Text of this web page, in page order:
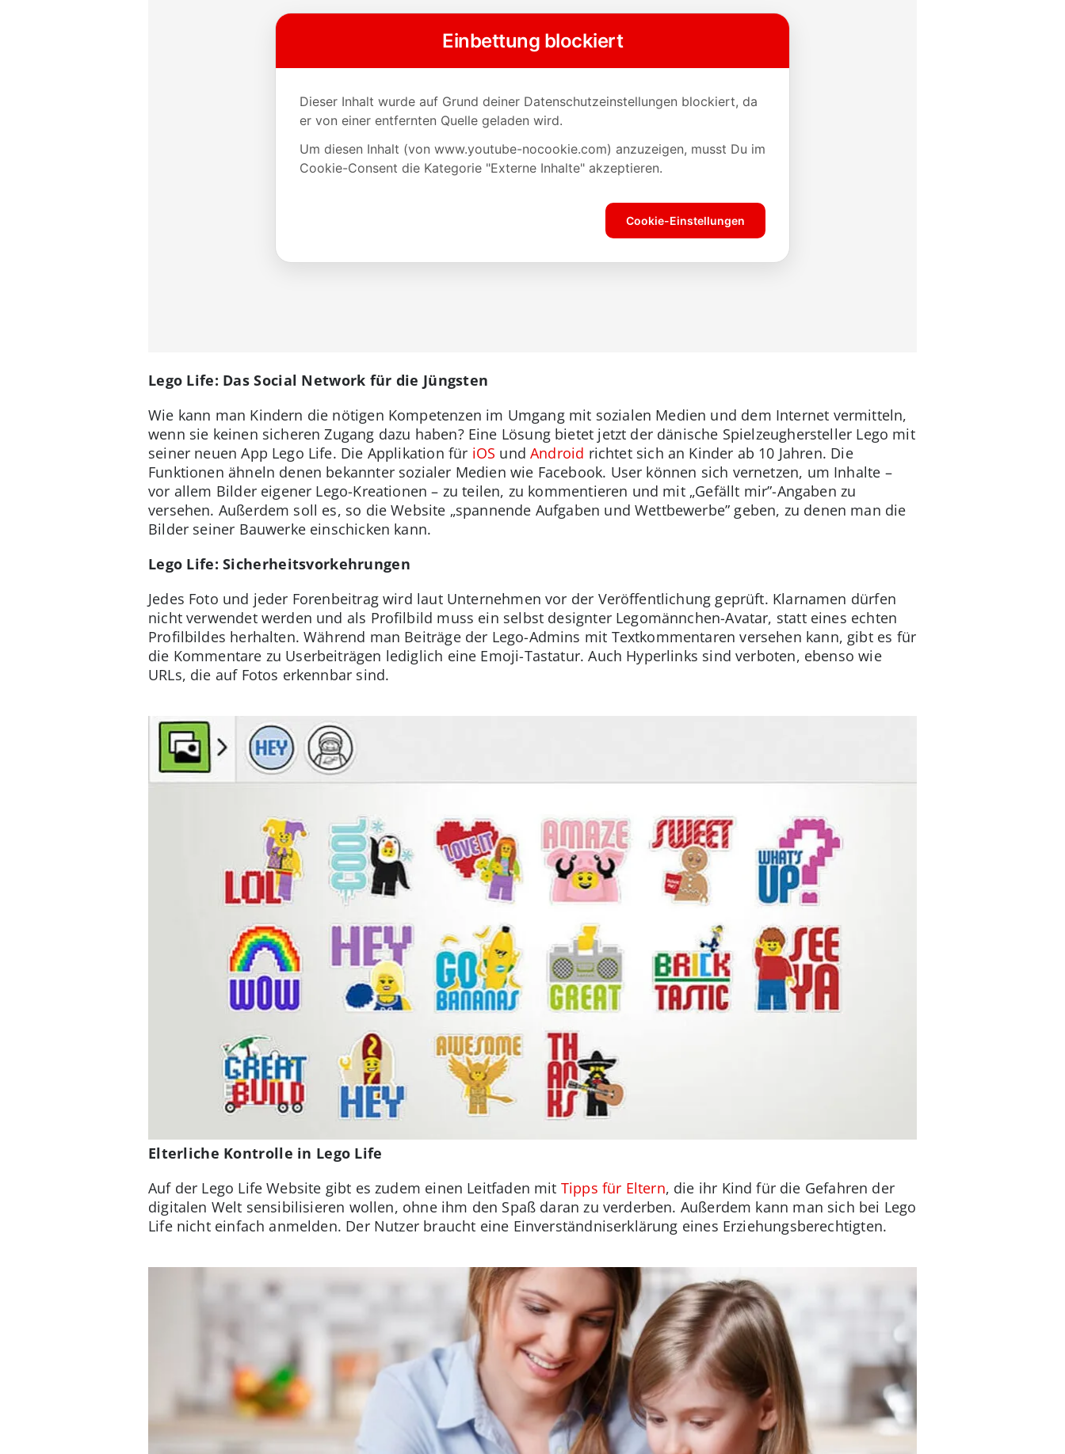
Lego Life: Das Social Network für die Jüngsten
Wie kann man Kindern die nötigen Kompetenzen im Umgang mit sozialen Medien und dem Internet vermitteln,
wenn sie keinen sicheren Zugang dazu haben? Eine Lösung bietet jetzt der dänische Spielzeughersteller Lego mit
seiner neuen App Lego Life. Die Applikation für iOS undAndroid richtet sich an Kinder ab 10 Jahren. Die
Funktionen ähneln denen bekannter sozialer Medien wie Facebook. User können sich vernetzen, um Inhalte –
vor allem Bilder eigener Lego-Kreationen – zu teilen, zu kommentieren und mit „Gefällt mir”-Angaben zu
versehen. Außerdem soll es, so die Website „spannende Aufgaben und Wettbewerbe” geben, zu denen man die
Bilder seiner Bauwerke einschicken kann.
Lego Life: Sicherheitsvorkehrungen
Jedes Foto und jeder Forenbeitrag wird laut Unternehmen vor der Veröffentlichung geprüft. Klarnamen dürfen
nicht verwendet werden und als Profilbild muss ein selbst designter Legomännchen-Avatar, statt eines echten
Profilbildes herhalten. Während man Beiträge der Lego-Admins mit Textkommentaren versehen kann, gibt es für
die Kommentare zu Userbeiträgen lediglich eine Emoji-Tastatur. Auch Hyperlinks sind verboten, ebenso wie
URLs, die auf Fotos erkennbar sind.
Elterliche Kontrolle in Lego Life
Auf der Lego Life Website gibt es zudem einen Leitfaden mit Tipps für Eltern, die ihr Kind für die Gefahren der
digitalen Welt sensibilisieren wollen, ohne ihm den Spaß daran zu verderben. Außerdem kann man sich bei Lego
Life nicht einfach anmelden. Der Nutzer braucht eine Einverständniserklärung eines Erziehungsberechtigten.